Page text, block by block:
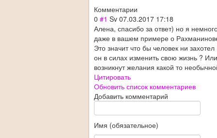
Комментарии
0 #1 Sv 07.03.2017 17:18
Алена, спасибо за ответ) но я
даже в вашем примере о
Это значит что бы человек ни
он в силах изменить свою жизнь ?
возникнут желания какой то
Цитировать
Обновить список комментариев
Добавить комментарий
Имя (обязательное)